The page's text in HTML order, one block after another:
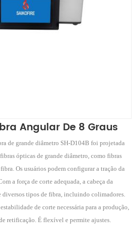
Angular De 8 Graus
de grande diâmetro SH-D104B foi projetada
ópticas de grande diâmetro, como fibras
Os usuários podem configurar a tração da
a força de corte adequada, a cabeça da
diversos tipos de fibra, incluindo colimadores.
de corte necessária para a produção,
retificação. É flexível e permite ajustes.